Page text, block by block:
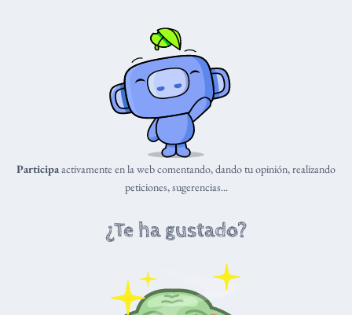
Participaactivamente en la web comentando, dando tu opinión, realizando
peticiones, sugerencias...
¿Te ha gustado?